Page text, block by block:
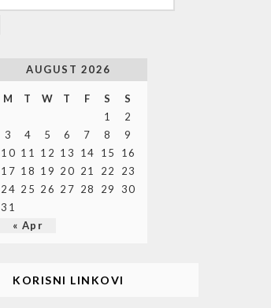
AUGUST 2026
M T W T F S S
« Apr
1
2
3
4 5 6 7 8
9
10 11 12 13 14 15
16
17 18 19 20 21 22
23
24 25 26 27 28 29
30
31
KORISNI LINKOVI